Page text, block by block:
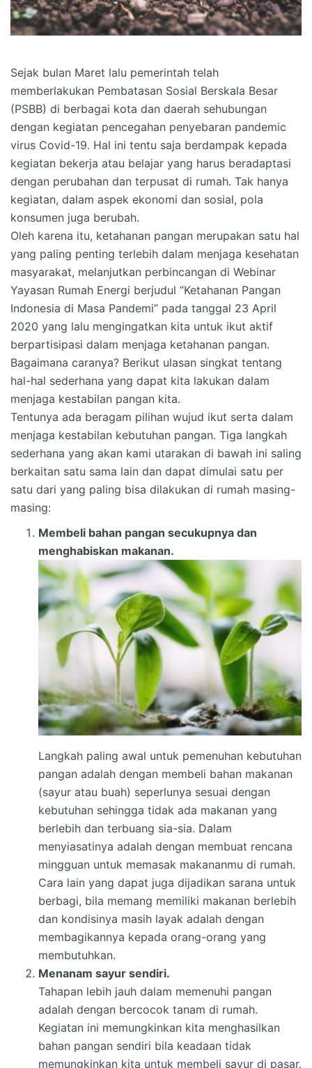
Sejak bulan Maret lalu pemerintah telah
memberlakukan Pembatasan Sosial Berskala Besar
(PSBB) di berbagai kota dan daerah sehubungan
dengan kegiatan pencegahan penyebaran pandemic
virus Covid-19. Hal ini tentu saja berdampak kepada
kegiatan bekerja atau belajar yang harus beradaptasi
dengan perubahan dan terpusat di rumah. Tak hanya
kegiatan, dalam aspek ekonomi dan sosial, pola
konsumen juga berubah.
Oleh karena itu, ketahanan pangan merupakan satu hal
yang paling penting terlebih dalam menjaga kesehatan
masyarakat, melanjutkan perbincangan di Webinar
Yayasan Rumah Energi berjudul “Ketahanan Pangan
Indonesia di Masa Pandemi” pada tanggal 23 April
2020 yang lalu mengingatkan kita untuk ikut aktif
berpartisipasi dalam menjaga ketahanan pangan.
Bagaimana caranya? Berikut ulasan singkat tentang
hal-hal sederhana yang dapat kita lakukan dalam
menjaga kestabilan pangan kita.
Tentunya ada beragam pilihan wujud ikut serta dalam
menjaga kestabilan kebutuhan pangan. Tiga langkah
sederhana yang akan kami utarakan di bawah ini saling
berkaitan satu sama lain dan dapat dimulai satu per
satu dari yang paling bisa dilakukan di rumah masing-
masing:
Membeli bahan pangan secukupnya dan
menghabiskan makanan.
Langkah paling awal untuk pemenuhan kebutuhan
pangan adalah dengan membeli bahan makanan
(sayur atau buah) seperlunya sesuai dengan
kebutuhan sehingga tidak ada makanan yang
berlebih dan terbuang sia-sia. Dalam
menyiasatinya adalah dengan membuat rencana
mingguan untuk memasak makananmu di rumah.
Cara lain yang dapat juga dijadikan sarana untuk
berbagi, bila memang memiliki makanan berlebih
dan kondisinya masih layak adalah dengan
membagikannya kepada orang-orang yang
membutuhkan.
Menanam sayur sendiri.
Tahapan lebih jauh dalam memenuhi pangan
adalah dengan bercocok tanam di rumah.
Kegiatan ini memungkinkan kita menghasilkan
bahan pangan sendiri bila keadaan tidak
memungkinkan kita untuk membeli sayur di pasar.